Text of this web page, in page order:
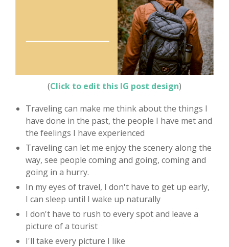
(Click to edit this IG post design)
Traveling can make me think about the things I
have done in the past, the people I have met and
the feelings I have experienced
Traveling can let me enjoy the scenery along the
way, see people coming and going, coming and
going in a hurry.
In my eyes of travel, I don't have to get up early,
I can sleep until I wake up naturally
I don't have to rush to every spot and leave a
picture of a tourist
I'll take every picture I like